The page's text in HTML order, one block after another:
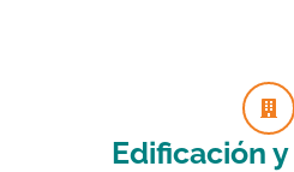
Edificación